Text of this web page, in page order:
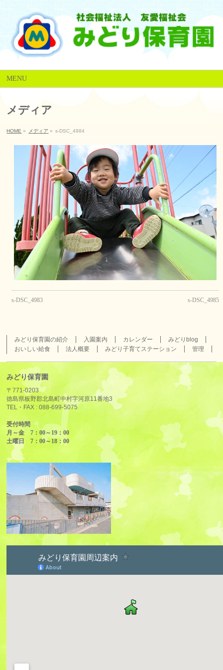
MENU
メディア
HOME » メディア » s-DSC_4984
s-DSC_4983 s-DSC_4985
みどり保育園の紹介 入園案内 カレンダー
みどりblog
おいしい給食
法人概要 みどり子育てステーション 管理
みどり保育園
〒771-0203
徳島県板野郡北島町中村字河原11番地3
TEL・FAX :088-699-5075
受付時間
月～金 7：00～19：00
土曜日 7：00～18：00